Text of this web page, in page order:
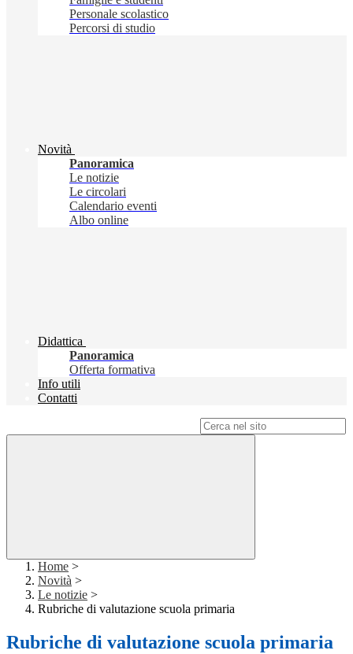
Personale scolastico
Percorsi di studio
Novità
Panoramica
Le notizie
Le circolari
Calendario eventi
Albo online
Didattica
Panoramica
Offerta formativa
Info utili
Contatti
Home >
Novità >
Le notizie >
Rubriche di valutazione scuola primaria
Rubriche di valutazione scuola primaria